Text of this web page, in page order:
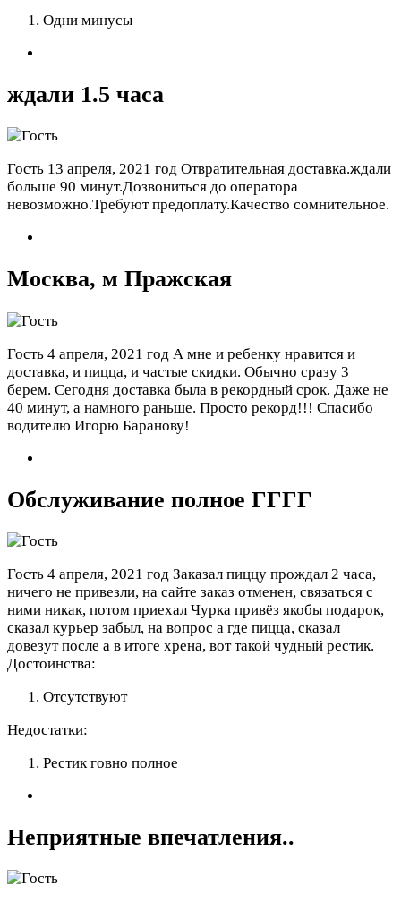
Одни минусы
ждали 1.5 часа
Гость 13 апреля, 2021 год Отвратительная доставка.ждали
больше 90 минут.Дозвониться до оператора
невозможно.Требуют предоплату.Качество сомнительное.
Москва, м Пражская
Гость 4 апреля, 2021 год А мне и ребенку нравится и
доставка, и пицца, и частые скидки. Обычно сразу 3
берем. Сегодня доставка была в рекордный срок. Даже не
40 минут, а намного раньше. Просто рекорд!!! Спасибо
водителю Игорю Баранову!
Обслуживание полное ГГГГ
Гость 4 апреля, 2021 год Заказал пиццу прождал 2 часа,
ничего не привезли, на сайте заказ отменен, связаться с
ними никак, потом приехал Чурка привёз якобы подарок,
сказал курьер забыл, на вопрос а где пицца, сказал
довезут после а в итоге хрена, вот такой чудный рестик.
Достоинства:
Отсутствуют
Недостатки:
Рестик говно полное
Неприятные впечатления..